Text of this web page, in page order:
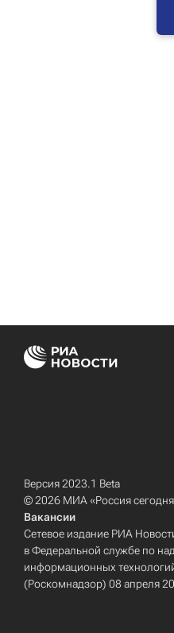
Версия 2023.1 Beta
© 2026 МИА «Россия
Вакансии
Сетевое издание РИА
в Федеральной службе по
информационных
(Роскомнадзор) 08 апреля